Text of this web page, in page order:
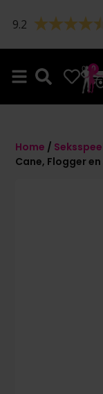
9.2
0 0
Home /
Cane, Flogger